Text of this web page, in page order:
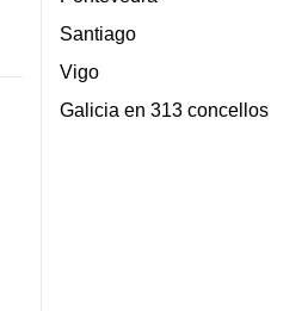
Santiago
Vigo
Galicia en 313 concellos